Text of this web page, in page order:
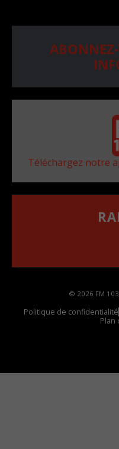
Téléchargez notre
© 2026 FM
Politique de confidentialité
Plan